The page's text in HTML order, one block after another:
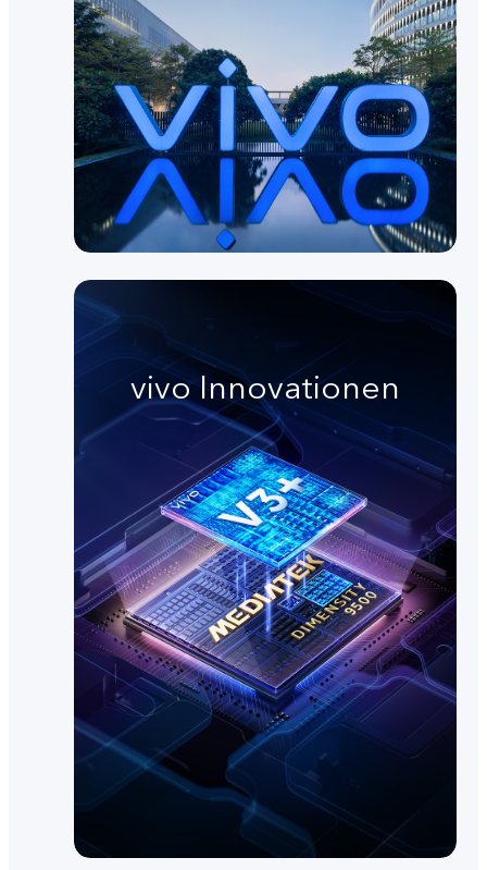
vivo Innovationen